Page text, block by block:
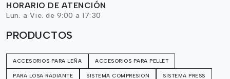
HORARIO DE ATENCIÓN
Lun. a Vie. de 9:00 a 17:30
PRODUCTOS
ACCESORIOS PARA LEÑA ACCESORIOS PARA PELLET
PARA LOSA RADIANTE SISTEMA COMPRESION SISTEMA PRESS